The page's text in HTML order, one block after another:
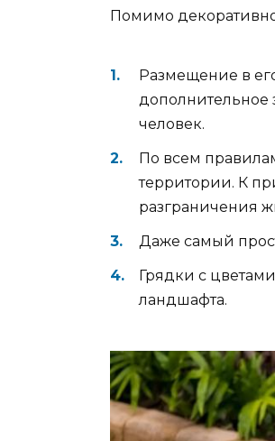
Помимо
Размещение в
дополнительное
человек.
По всем
территории. К
разграничения
Даже самый
Грядки с
ландшафта.